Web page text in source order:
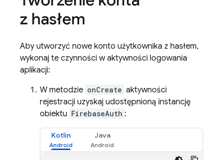
z hasłem
Aby utworzyć nowe konto użytkownika z hasłem,
wykonaj te czynności w aktywności logowania
aplikacji:
W metodzie onCreate aktywności
rejestracji uzyskaj udostępnioną instancję
obiektu FirebaseAuth :
Kotlin Java